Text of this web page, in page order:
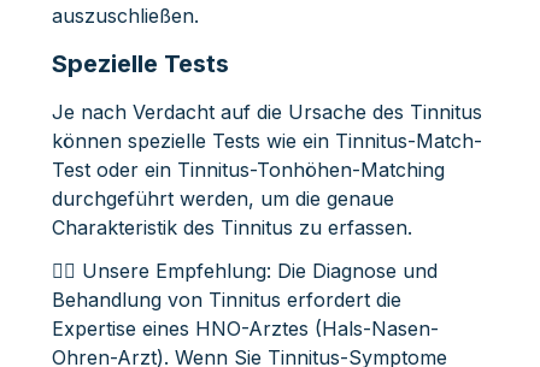
auszuschließen.
Spezielle Tests
Je nach Verdacht auf die Ursache des Tinnitus
können spezielle Tests wie ein Tinnitus-Match-
Test oder ein Tinnitus-Tonhöhen-Matching
durchgeführt werden, um die genaue
Charakteristik des Tinnitus zu erfassen.
👩‍⚕️ Unsere Empfehlung: Die Diagnose und
Behandlung von Tinnitus erfordert die
Expertise eines HNO-Arztes (Hals-Nasen-
Ohren-Arzt). Wenn Sie Tinnitus-Symptome